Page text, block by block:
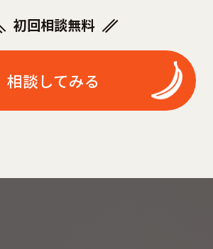
初回相談無料
相談してみる